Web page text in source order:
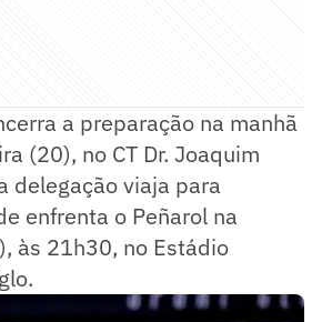
a preparação na manhã
(20), no CT Dr. Joaquim
delegação viaja para
enfrenta o Peñarol na
às 21h30, no Estádio